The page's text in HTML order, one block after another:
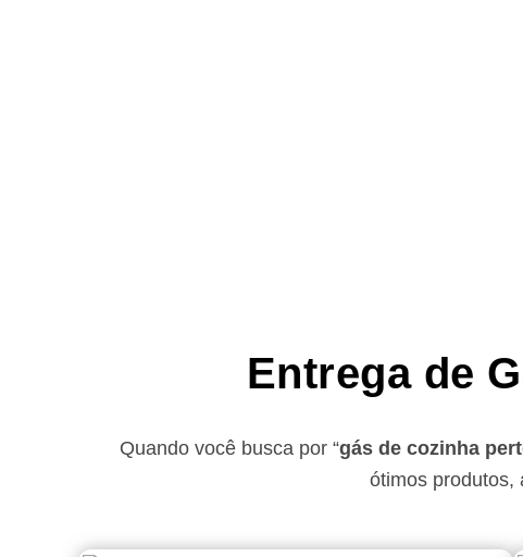
Entrega de
Quando você busca por “gás de cozinha
ótimos produtos,